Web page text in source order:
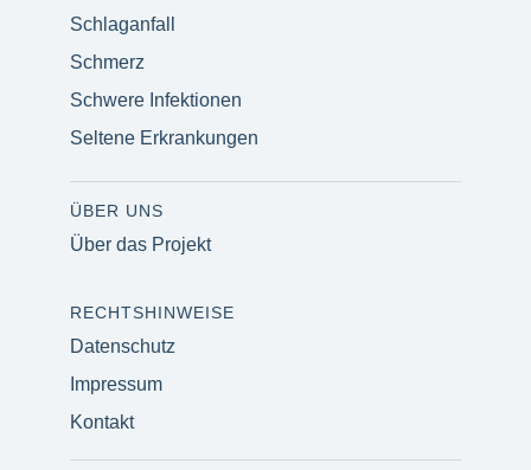
Schlaganfall
Schmerz
Schwere Infektionen
Seltene Erkrankungen
ÜBER UNS
Über das Projekt
RECHTSHINWEISE
Datenschutz
Impressum
Kontakt